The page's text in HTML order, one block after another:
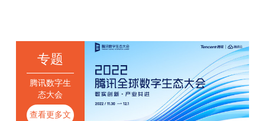
专题
腾讯数字生
态大会
查看更多文